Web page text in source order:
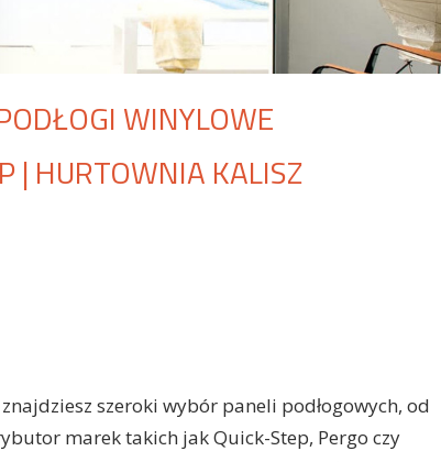
WINYLOWE
| HURTOWNIA KALISZ
szeroki wybór paneli podłogowych, od
marek takich jak Quick-Step, Pergo czy